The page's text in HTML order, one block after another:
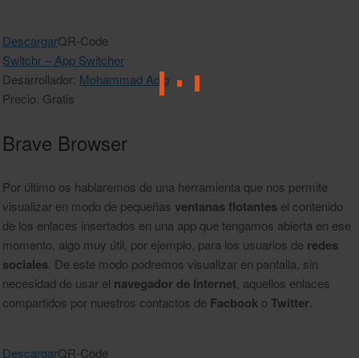
DescargarQR-Code
Switchr – App Switcher
Desarrollador: Mohammad Adib
Precio: Gratis
Brave Browser
Por último os hablaremos de una herramienta que nos permite
visualizar en modo de pequeñas ventanas flotantes el contenido
de los enlaces insertados en una app que tengamos abierta en ese
momento, algo muy útil, por ejemplo, para los usuarios de redes
sociales . De este modo podremos visualizar en pantalla, sin
necesidad de usar el navegador de Internet , aquellos enlaces
compartidos por nuestros contactos de Facbook o Twitter
DescargarQR-Code